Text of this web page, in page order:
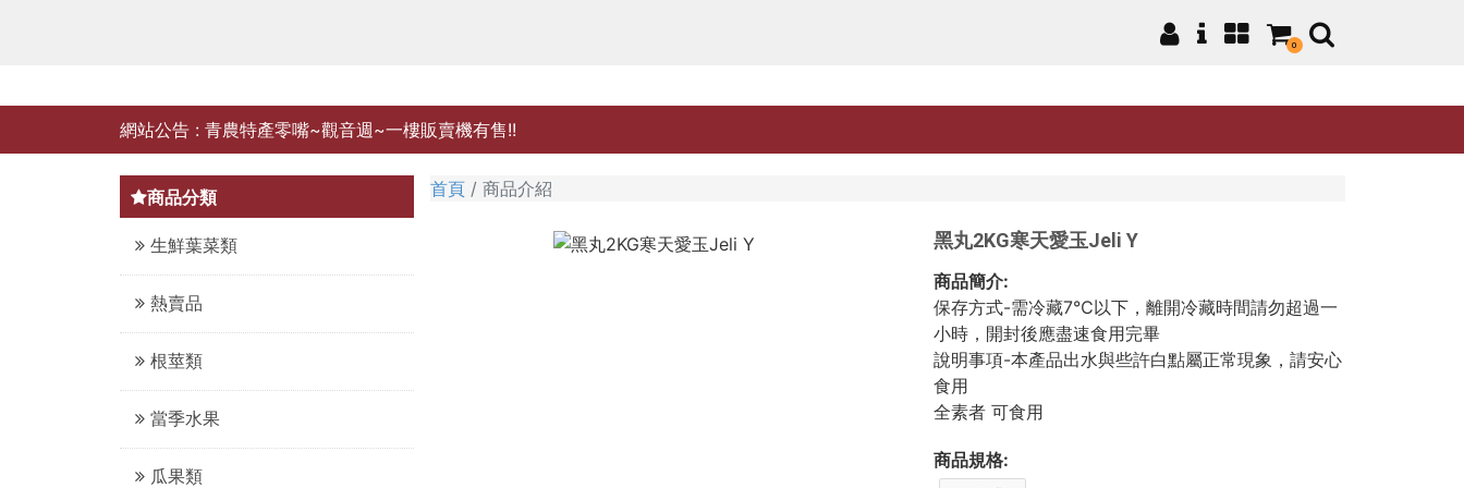
0
網站公告 : 青農特產零嘴~觀音週~一樓販賣機有售!!
商品分類
生鮮葉菜類
熱賣品
根莖類
當季水果
瓜果類
首頁 商品介紹
黑丸2KG寒天愛玉Jeli Y
商品簡介:
保存方式-需冷藏7℃以下，離開冷藏時間請勿超過一
小時，開封後應盡速食用完畢
說明事項-本產品出水與些許白點屬正常現象，請安心
食用
全素者 可食用
商品規格: